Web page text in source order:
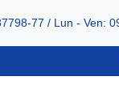
77 / Lun - Ven: